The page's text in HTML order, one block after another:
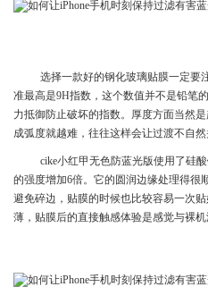
选择一款好的钢化玻璃贴膜一定要
准最高是9H指数，这个数值并不是铅笔
力抵御防止破坏的指数。厚度方面当然
成弧度就越难，往往这样会让过渡不自然
cike小红甲无色防蓝光版使用了硅
的强度增加6倍。它的圆润边缘处理得很
避免碎边，贴膜的时候也比较容易一次
薄，贴膜后的直接触感体验是感觉与裸机